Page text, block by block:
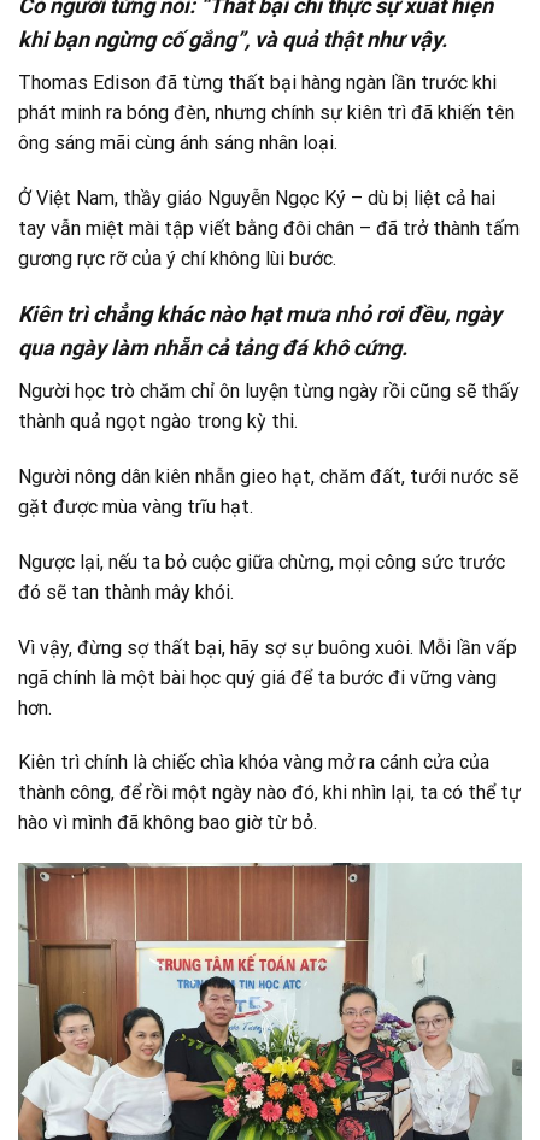
Có người từng nói: “Thất bại chỉ thực sự xuất hiện
khi bạn ngừng cố gắng”, và quả thật như vậy.
Thomas Edison đã từng thất bại hàng ngàn lần trước khi
phát minh ra bóng đèn, nhưng chính sự kiên trì đã khiến tên
ông sáng mãi cùng ánh sáng nhân loại.
Ở Việt Nam, thầy giáo Nguyễn Ngọc Ký – dù bị liệt cả hai
tay vẫn miệt mài tập viết bằng đôi chân – đã trở thành tấm
gương rực rỡ của ý chí không lùi bước.
Kiên trì chẳng khác nào hạt mưa nhỏ rơi đều, ngày
qua ngày làm nhẵn cả tảng đá khô cứng.
Người học trò chăm chỉ ôn luyện từng ngày rồi cũng sẽ thấy
thành quả ngọt ngào trong kỳ thi.
Người nông dân kiên nhẫn gieo hạt, chăm đất, tưới nước sẽ
gặt được mùa vàng trĩu hạt.
Ngược lại, nếu ta bỏ cuộc giữa chừng, mọi công sức trước
đó sẽ tan thành mây khói.
Vì vậy, đừng sợ thất bại, hãy sợ sự buông xuôi. Mỗi lần vấp
ngã chính là một bài học quý giá để ta bước đi vững vàng
hơn.
Kiên trì chính là chiếc chìa khóa vàng mở ra cánh cửa của
thành công, để rồi một ngày nào đó, khi nhìn lại, ta có thể tự
hào vì mình đã không bao giờ từ bỏ.